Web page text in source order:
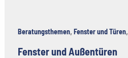
Beratungsthemen, Fenster und Türen,
Fenster und Außentüren